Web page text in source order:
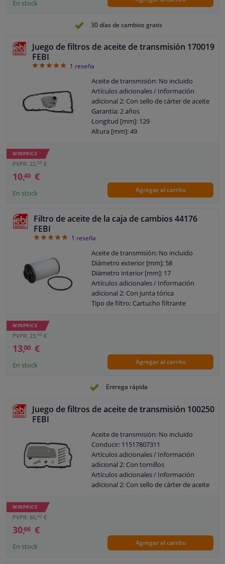
6HP19
Identificación de la caja de cambios:
6HP21X
Reemplazar después de [km]: 80000
Color del fluido industrial: Amarillo
Observe la información del servicio
En stock
30 días de cambios gratis
Juego de filtros de aceite de transmisión 170019
FEBI
51 reseña
Aceite de transmisión: No incluido
Artículos adicionales / Información
adicional 2: Con sello de cárter de aceite
Garantía: 2 años
Longitud [mm]: 129
Altura [mm]: 49
WINPRICE
PVPR: 22,09 €
10,40 €
En stock Agregar al carrito
Filtro de aceite de la caja de cambios 44176
FEBI
51 reseña
Aceite de transmisión: No incluido
Diámetro exterior [mm]: 58
Diámetro interior [mm]: 17
Artículos adicionales / Información
adicional 2: Con junta tórica
Tipo de filtro: Cartucho filtrante
WINPRICE
PVPR: 23,60 €
13,00 €
En stock Agregar al carrito
Entrega rápida
Juego de filtros de aceite de transmisión 100250
FEBI
Aceite de transmisión: No incluido
Conducir: 11517807311
Artículos adicionales / Información
adicional 2: Con tornillos
Artículos adicionales / Información
adicional 2: Con sello de cárter de aceite
Garantía: 3 años
Material de la junta: ACM (caucho
WINPRICE
PVPR: 60, 42 €
30,66 €
En stock Agregar al carrito